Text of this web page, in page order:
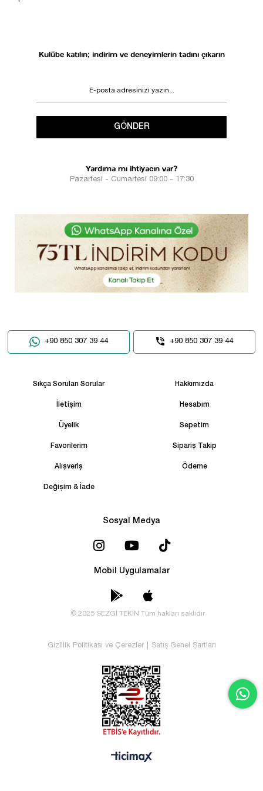
Kulübe katılın; indirim ve deneyimlerin tadını çıkarın
GÖNDER
Yardıma mı ihtiyacın var?
Pazartesi - Cumartesi 09:00 - 17:30
+90 850 307 39 44 +90 850 307 39 44
Sıkça Sorulan Sorular Hakkımızda
İletişim Hesabım
Üyelik Sepetim
Favorilerim Sipariş Takip
Alışveriş Ödeme
Değişim & İade
Sosyal Medya
Mobil Uygulamalar
© 2025 SEZGİ TEKİN Tüm hakları saklıdır
Gizlilik Politikası ve Çerezler Satış Genel Şartları